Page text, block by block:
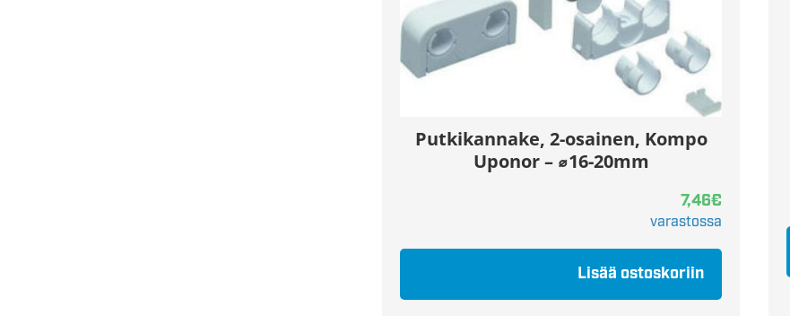
Putkikannake, 2-osainen, Kompo
Uponor – ⌀16-20mm
7,46€
varastossa
Lisää ostoskoriin